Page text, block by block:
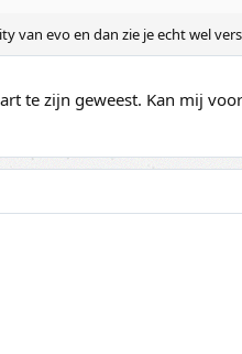
evo en dan zie je echt wel
te zijn geweest. Kan mij